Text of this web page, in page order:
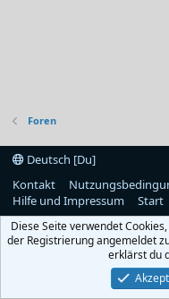
Foren
Deutsch [Du]
Kontakt
Hilfe und Impressum
Start
Diese Seite verwendet
der Registrierung angemeldet
erklärst du